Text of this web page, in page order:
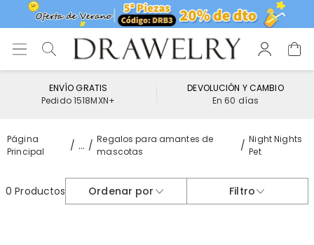
ENVÍO GRATIS
Pedido 1518MXN+
DEVOLUCIÓN Y CAMBIO
En 60 días
Página
Principal
...
Regalos para amantes de
mascotas
Night Nights
Pet
0 Productos Ordenar por Filtro